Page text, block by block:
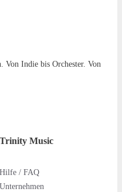
Von Indie bis Orchester. Von
Trinity Music
Hilfe / FAQ
Unternehmen